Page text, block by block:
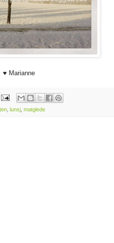
♥ Marianne
lunsj matglede